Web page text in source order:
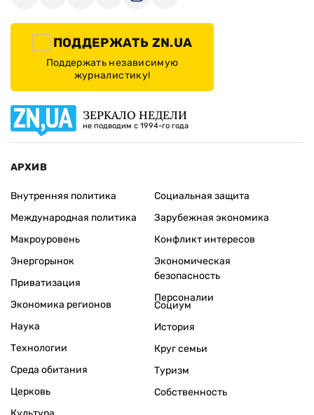
ПОДДЕРЖАТЬ ZN.UA
Поддержать независимую
журналистику!
ЗЕРКАЛО НЕДЕЛИ
не подводим с 1994-го года
АРХИВ
Внутренняя политика
Международная политика
Макроуровень
Энергорынок
Приватизация
Экономика регионов
Социальная защита
Зарубежная экономика
Конфликт интересов
Экономическая
безопасность
Персоналии
Наука
Технологии
Среда обитания
Церковь
Социум
История
Круг семьи
Туризм
Собственность